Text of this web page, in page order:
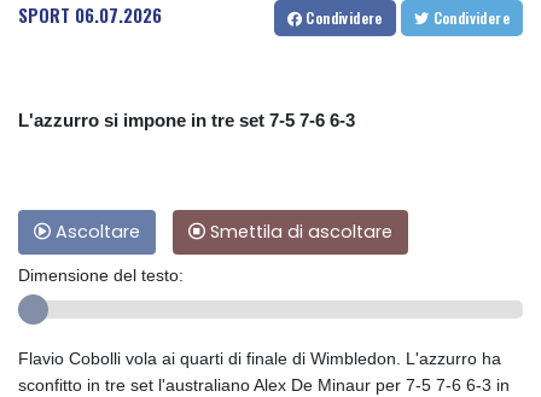
SPORT 06.07.2026 Condividere Condividere
L'azzurro si impone in tre set 7-5 7-6 6-3
Ascoltare Smettila di ascoltare
Dimensione del testo:
Flavio Cobolli vola ai quarti di finale di Wimbledon. L'azzurro ha
sconfitto in tre set l'australiano Alex De Minaur per 7-5 7-6 6-3 in